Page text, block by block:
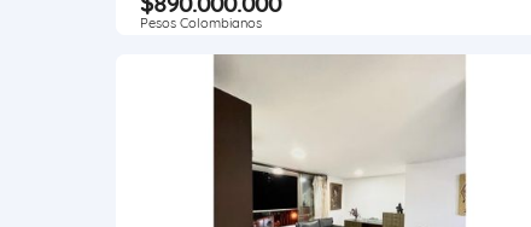
Pesos Colombianos